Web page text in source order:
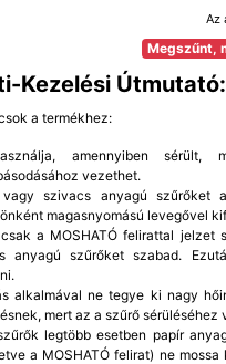
Az
Megszűnt,
Kezelési Útmutató:
a termékhez:
amennyiben sérült,
vezethet.
szivacs anyagú szűrőket
magasnyomású levegővel
a MOSHATÓ felirattal jelzet
anyagú szűrőket szabad.
alkalmával ne tegye ki nagy
mert az a szűrő sérüléséhez
legtöbb esetben papír
a MOSHATÓ felirat) ne mossa